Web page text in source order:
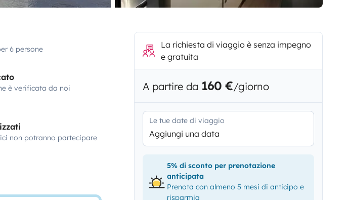
6 persone
è verificata da noi
non potranno partecipare
La richiesta di viaggio è senza impegno
e gratuita
A partire da 160 €/giorno
Le tue date di viaggio
Aggiungi una data
5% di sconto per prenotazione
anticipata
Prenota con almeno 5 mesi di anticipo e
risparmia